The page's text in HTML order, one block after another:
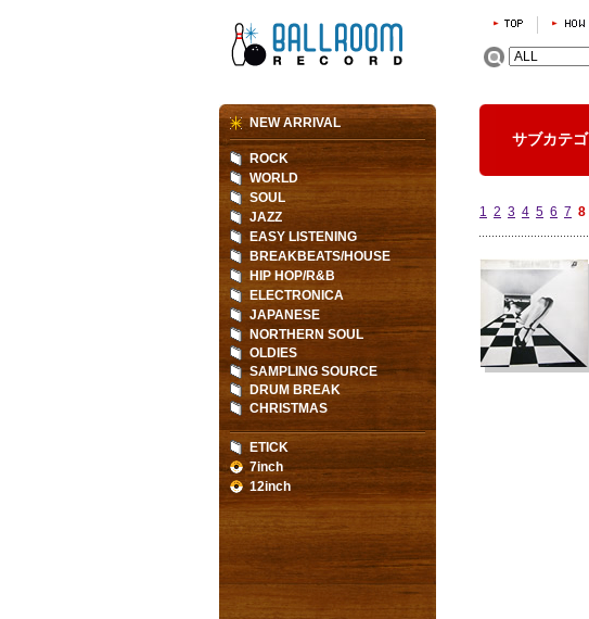
サブカテ
1 2 3 4 5 6 7 8
NEW ARRIVAL
ROCK
WORLD
SOUL
JAZZ
EASY LISTENING
BREAKBEATS/HOUSE
HIP HOP/R&B
ELECTRONICA
JAPANESE
NORTHERN SOUL
OLDIES
SAMPLING SOURCE
DRUM BREAK
CHRISTMAS
ETICK
7inch
12inch